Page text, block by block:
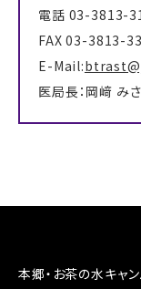
電話 03-3813-
FAX 03-3813-
E-Mail:
医局長：岡﨑 み
本郷・お茶の水キャ